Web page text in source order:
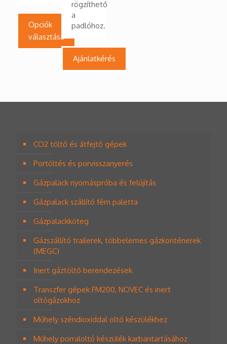
Opciók
választása
termékoldalon
rögzíthető
a
padlóhoz.
Ajánlatkérés
CO2 töltő és átfejtő gépek
Portöltés és porvisszanyerés
Gázpalack nyomáspróba és felújítás
Gázpalack szállító fém paletta
Gázpalackköteg
Gázszállító trailerek, többelemes gázkonténerek
(MEGC)
Inert gáztöltő berendezések
Transzfer gépek FM200, NOVEC és inert
oltógázokhoz
Műhely széndioxiddal oltó készülékhez
Műhely porraloltó készülék karbantartásához